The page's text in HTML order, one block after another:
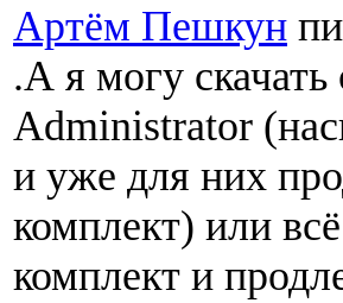
Артём Пешкун
.А я могу
Administrator
и уже для них
комплект) или
комплект и